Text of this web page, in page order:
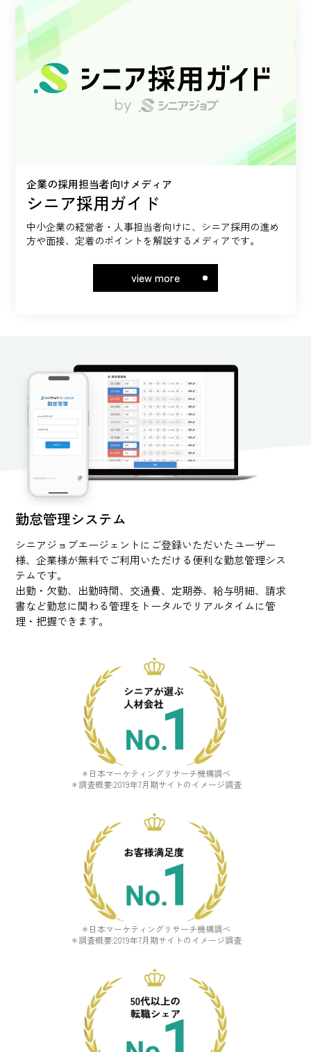
企業の採用担当者向けメディア
シニア採用ガイド
中小企業の経営者・人事担当者向けに、シニア採用の進め
方や面接、定着のポイントを解説するメディアです。
view more
勤怠管理システム
シニアジョブエージェントにご登録いただいたユーザー
様、企業様が無料でご利用いただける便利な勤怠管理シス
テムです。
出勤・欠勤、出勤時間、交通費、定期券、給与明細、請求
書など勤怠に関わる管理をトータルでリアルタイムに管
理・把握できます。
＊日本マーケティングリサーチ機構調べ
＊調査概要:2019年7月期サイトのイメージ調査
＊日本マーケティングリサーチ機構調べ
＊調査概要:2019年7月期サイトのイメージ調査